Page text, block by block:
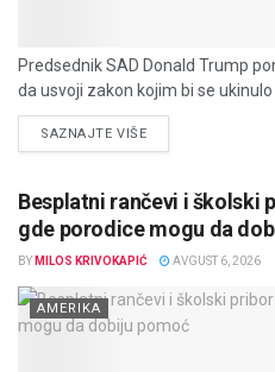
Predsednik SAD Donald Trump
da usvoji zakon kojim bi se
SAZNAJTE VIŠEDETAILS
Besplatni rančevi i školski
gde porodice mogu da
BY MILOS KRIVOKAPIĆ AVGUST 6, 2026
AMERIKA